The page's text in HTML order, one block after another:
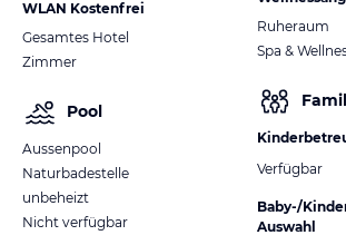
WLAN Kostenfrei
Gesamtes Hotel
Zimmer
Pool
Aussenpool
Naturbadestelle
unbeheizt
Nicht verfügbar
Ruheraum
Spa &
Verfügbar
Baby-/
Auswahl